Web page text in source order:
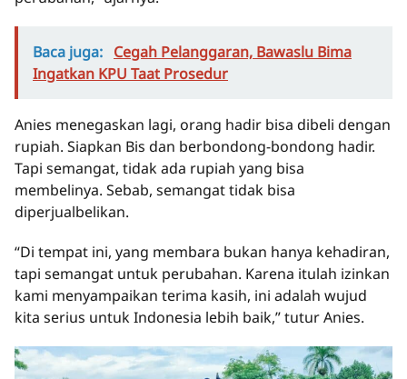
Baca juga: Cegah Pelanggaran, Bawaslu Bima
Ingatkan KPU Taat Prosedur
Anies menegaskan lagi, orang hadir bisa dibeli dengan
rupiah. Siapkan Bis dan berbondong-bondong hadir.
Tapi semangat, tidak ada rupiah yang bisa
membelinya. Sebab, semangat tidak bisa
diperjualbelikan.
“Di tempat ini, yang membara bukan hanya kehadiran,
tapi semangat untuk perubahan. Karena itulah izinkan
kami menyampaikan terima kasih, ini adalah wujud
kita serius untuk Indonesia lebih baik,” tutur Anies.